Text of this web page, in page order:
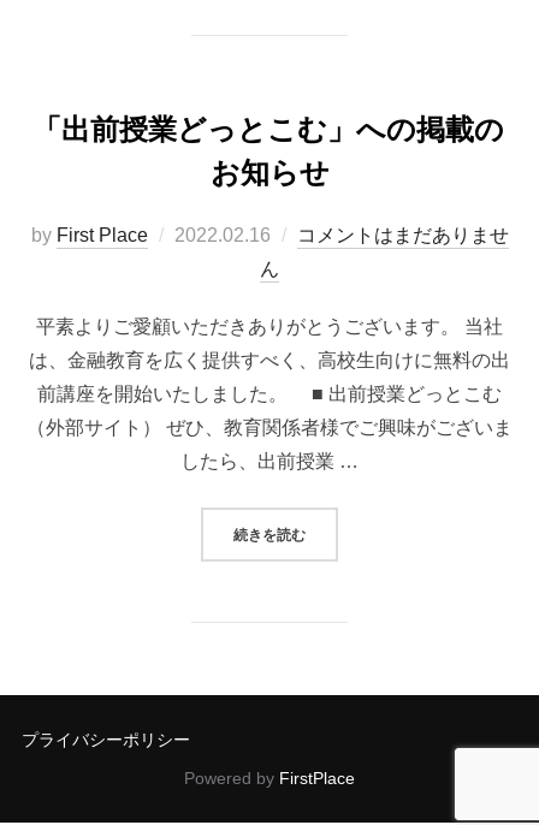
「出前授業どっとこむ」への掲載の
お知らせ
by First Place
投
2022.02.16
コメントはまだありませ
ん
平素よりご愛顧いただきありがとうございます。 当社
は、金融教育を広く提供すべく、高校生向けに無料の出
前講座を開始いたしました。 ■ 出前授業どっとこむ
（外部サイト） ぜひ、教育関係者様でご興味がございま
したら、出前授業 …
続きを読む“「出前授業どっとこむ」への掲載
プライバシーポリシー
Powered by FirstPlace